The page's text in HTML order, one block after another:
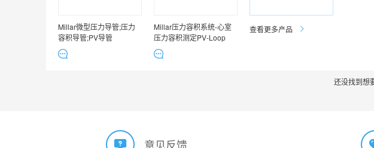
Millar微型压力导管;压力
容积导管;PV导管
Millar压力容积系统-心室
压力容积测定PV-Loop
查看更多产品
还没找到想
意见反馈